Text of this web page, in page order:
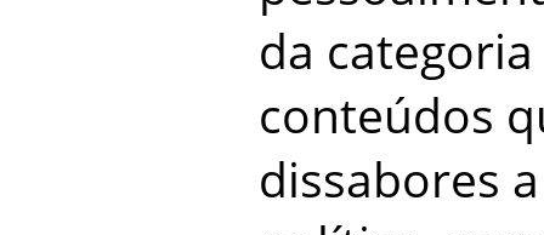
da
conteúdos
dissabores